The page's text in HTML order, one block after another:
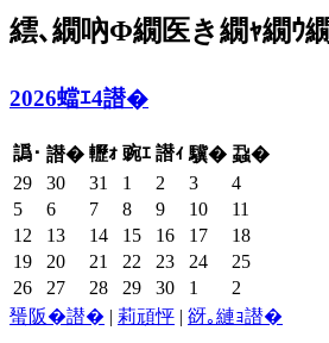
繧､繝吶Φ繝医き繝ｬ繝ｳ繝
2026蟷ｴ4譛�
譌･ 譛� 轣ｫ 豌ｴ 譛ｨ 驥� 蝨�
29
30 31 1 2 3
4
5
6 7 8 9 10
11
12
13 14 15 16 17
18
19
20 21 22 23 24
25
26
27 28 29 30 1
2
蜑阪�譛� | 莉頑怦 | 谺｡縺ｮ譛�